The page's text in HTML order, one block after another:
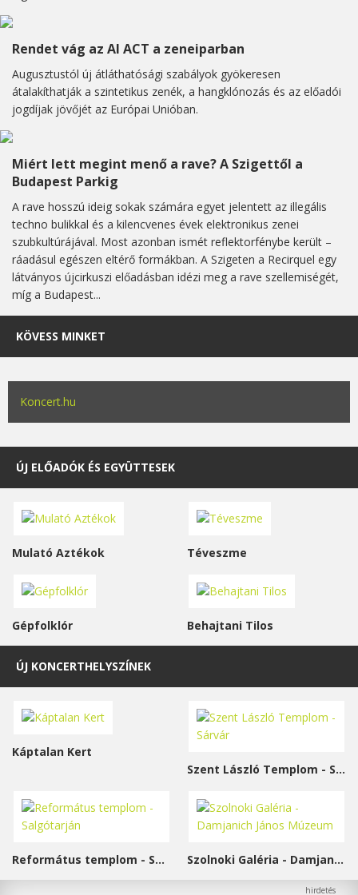
Rendet vág az AI ACT a zeneiparban
Augusztustól új átláthatósági szabályok gyökeresen
átalakíthatják a szintetikus zenék, a hangklónozás és az előadói
jogdíjak jövőjét az Európai Unióban.
Miért lett megint menő a rave? A Szigettől a
Budapest Parkig
A rave hosszú ideig sokak számára egyet jelentett az illegális
techno bulikkal és a kilencvenes évek elektronikus zenei
szubkultúrájával. Most azonban ismét reflektorfénybe került –
ráadásul egészen eltérő formákban. A Szigeten a Recirquel egy
látványos újcirkuszi előadásban idézi meg a rave szellemiségét,
míg a Budapest...
KÖVESS MINKET
Koncert.hu
ÚJ ELŐADÓK ÉS EGYÜTTESEK
Mulató Aztékok Téveszme
Gépfolklór Behajtani Tilos
ÚJ KONCERTHELYSZÍNEK
Káptalan Kert
Szent László Templom - Sárvár
Református templom - Salgótarján Szolnoki Galéria - Damjanich János Múzeum